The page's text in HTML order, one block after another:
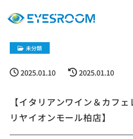
未分類
2025.01.10 2025.01.10
【イタリアンワイン＆カフ
リヤイオンモール柏店】